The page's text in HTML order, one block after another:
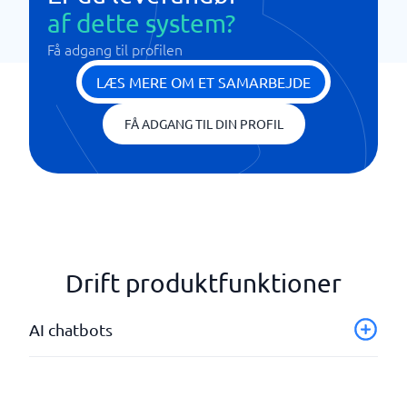
af dette system?
Få adgang til profilen
LÆS MERE OM ET SAMARBEJDE
FÅ ADGANG TIL DIN PROFIL
Drift produktfunktioner
AI chatbots